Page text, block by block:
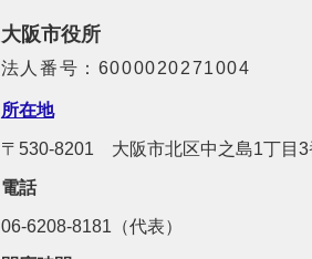
大阪市役所
法人番号：6000020271004
所在地
〒530-8201 大阪市北区中之島1丁目3
電話
06-6208-8181（代表）